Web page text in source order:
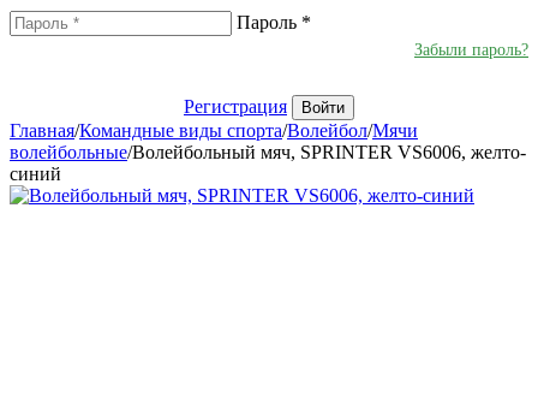
Пароль *
Забыли пароль?
Регистрация Войти
Главная/Командные виды спорта/Волейбол/Мячи
волейбольные/Волейбольный мяч, SPRINTER VS6006, желто-
синий